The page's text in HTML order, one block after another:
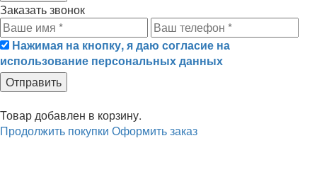
Заказать звонок
Нажимая на кнопку, я даю согласие на
использование персональных данных
Товардобавлен в корзину.
Продолжить покупки Оформить заказ